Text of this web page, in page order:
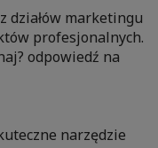
działów marketingu
profesjonalnych.
odpowiedź na
narzędzie